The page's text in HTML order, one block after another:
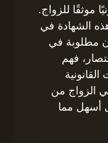
موثقًا للزواج.
الشهادة في
مطلوبة في
فهم
الزواج من
أسهل مما